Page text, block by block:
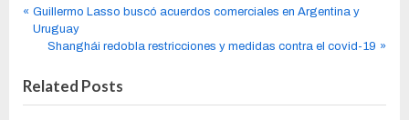
Guillermo Lasso buscó acuerdos comerciales en Argentina y
Uruguay
Shanghái redobla restricciones y medidas contra el covid-19
Related Posts